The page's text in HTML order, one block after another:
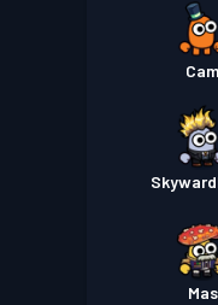
Cam
Mas